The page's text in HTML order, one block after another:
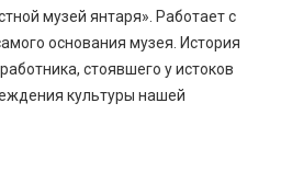
музей янтаря». Работает с
основания музея. История
стоявшего у истоков
культуры нашей